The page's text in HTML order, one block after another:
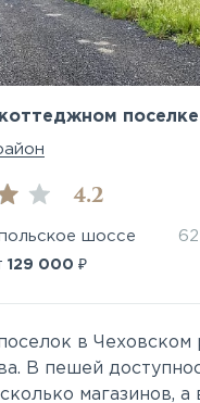
4.2
шоссе
129 000 ₽
в Чеховском
В пешей
магазинов, а